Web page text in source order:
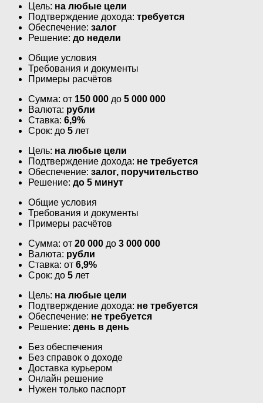
Цель: на любые цели
Подтверждение дохода: требуется
Обеспечение: залог
Решение: до недели
Общие условия
Требования и документы
Примеры расчётов
Сумма: от 150 000 до 5 000 000
Валюта: рубли
Ставка: 6,9%
Срок: до 5 лет
Цель: на любые цели
Подтверждение дохода: не требуется
Обеспечение: залог, поручительство
Решение: до 5 минут
Общие условия
Требования и документы
Примеры расчётов
Сумма: от 20 000 до 3 000 000
Валюта: рубли
Ставка: от 6,9%
Срок: до 5 лет
Цель: на любые цели
Подтверждение дохода: не требуется
Обеспечение: не требуется
Решение: день в день
Без обеспечения
Без справок о доходе
Доставка курьером
Онлайн решение
Нужен только паспорт